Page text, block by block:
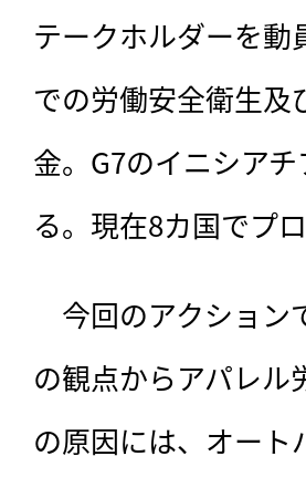
テークホルダーを
での労働安全衛生
金。G7のイニシア
る。現在8カ国でプ
今回のアクション
の観点からアパレ
の原因には、オー